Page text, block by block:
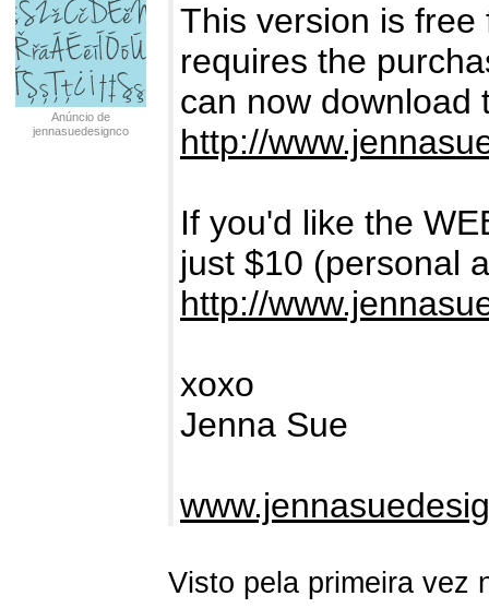
Anúncio de
jennasuedesignco
This version is free
requires the
can now download
http://
If you'd like the
just $10 (personal
http://
xoxo
Jenna Sue
Visto pela primeira vez